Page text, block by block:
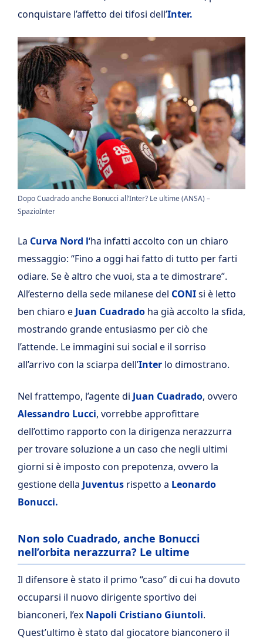
conquistare l’affetto dei tifosi dell’Inter.
Dopo Cuadrado anche Bonucci all’Inter? Le ultime (ANSA) –
SpazioInter
La Curva Nord l‘ha infatti accolto con un chiaro
messaggio: “Fino a oggi hai fatto di tutto per farti
odiare. Se è altro che vuoi, sta a te dimostrare”.
All’esterno della sede milanese del CONIsi è letto
ben chiaro e Juan Cuadrado ha già accolto la sfida,
mostrando grande entusiasmo per ciò che
l’attende. Le immagini sui social e il sorriso
all’arrivo con la sciarpa dell’Inter lo dimostrano.
Nel frattempo, l’agente di Juan Cuadrado, ovvero
Alessandro Lucci, vorrebbe approfittare
dell’ottimo rapporto con la dirigenza nerazzurra
per trovare soluzione a un caso che negli ultimi
giorni si è imposto con prepotenza, ovvero la
gestione della Juventus rispetto a Leonardo
Bonucci.
Non solo Cuadrado, anche Bonucci
nell’orbita nerazzurra? Le ultime
Il difensore è stato il primo “caso” di cui ha dovuto
occuparsi il nuovo dirigente sportivo dei
bianconeri, l’ex Napoli Cristiano Giuntoli.
Quest’ultimo è stato dal giocatore bianconero il